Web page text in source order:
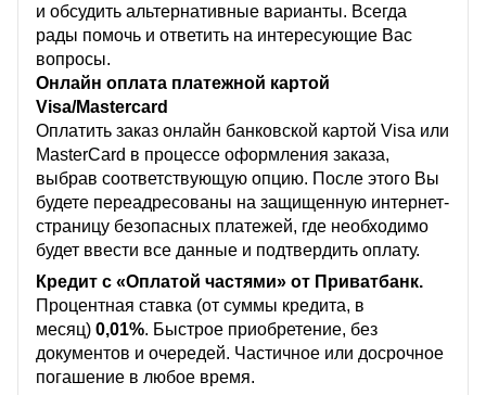
и обсудить альтернативные варианты. Всегда
рады помочь и ответить на интересующие Вас
вопросы.
Онлайн оплата платежной картой
Visa/Mastercard
Оплатить заказ онлайн банковской картой Visa или
MasterCard в процессе оформления заказа,
выбрав соответствующую опцию. После этого Вы
будете переадресованы на защищенную интернет-
страницу безопасных платежей, где необходимо
будет ввести все данные и подтвердить оплату.
Кредит с «Оплатой частями» от Приватбанк.
Процентная ставка (от суммы кредита, в
месяц) 0,01%. Быстрое приобретение, без
документов и очередей. Частичное или досрочное
погашение в любое время.